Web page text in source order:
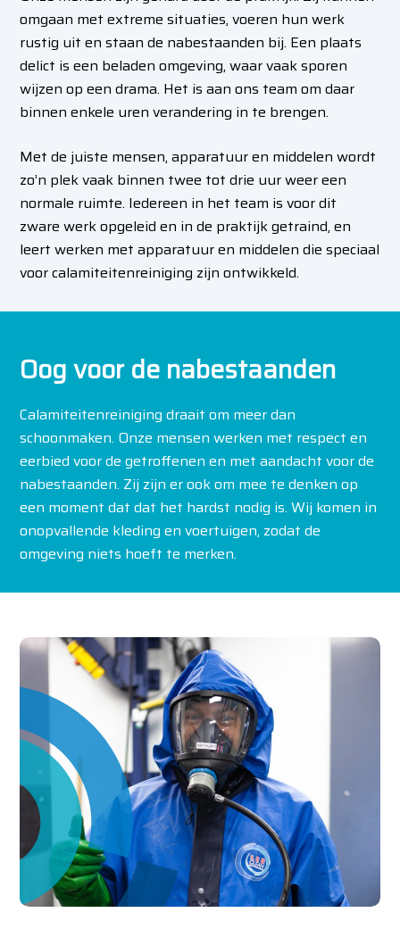
omgaan met extreme situaties, voeren hun werk
rustig uit en staan de nabestaanden bij. Een plaats
delict is een beladen omgeving, waar vaak sporen
wijzen op een drama. Het is aan ons team om daar
binnen enkele uren verandering in te brengen.
Met de juiste mensen, apparatuur en middelen wordt
zo’n plek vaak binnen twee tot drie uur weer een
normale ruimte. Iedereen in het team is voor dit
zware werk opgeleid en in de praktijk getraind, en
leert werken met apparatuur en middelen die speciaal
voor calamiteitenreiniging zijn ontwikkeld.
Oog voor de nabestaanden
Calamiteitenreiniging draait om meer dan
schoonmaken. Onze mensen werken met respect en
eerbied voor de getroffenen en met aandacht voor de
nabestaanden. Zij zijn er ook om mee te denken op
een moment dat dat het hardst nodig is. Wij komen in
onopvallende kleding en voertuigen, zodat de
omgeving niets hoeft te merken.